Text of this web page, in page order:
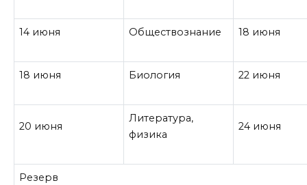
14 июня Обществознание 18 июня
18 июня Биология 22 июня
20 июня
Литература,
физика
24 июня
Резерв